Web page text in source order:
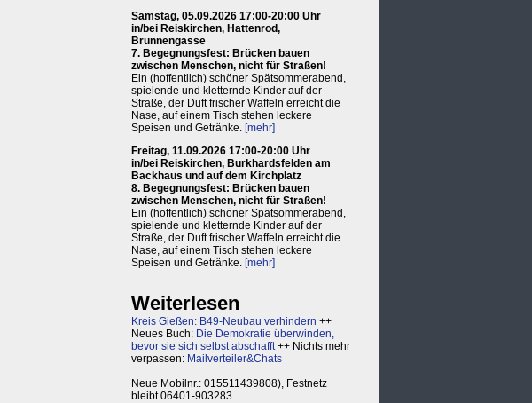
Samstag, 05.09.2026 17:00-20:00 Uhr
in/bei Reiskirchen, Hattenrod,
Brunnengasse
7. Begegnungsfest: Brücken bauen
zwischen Menschen, nicht für Straßen!
Ein (hoffentlich) schöner Spätsommerabend,
spielende und kletternde Kinder auf der
Straße, der Duft frischer Waffeln erreicht die
Nase, auf einem Tisch stehen leckere
Speisen und Getränke. [mehr]
Freitag, 11.09.2026 17:00-20:00 Uhr
in/bei Reiskirchen, Burkhardsfelden am
Backhaus und auf dem Kirchplatz
8. Begegnungsfest: Brücken bauen
zwischen Menschen, nicht für Straßen!
Ein (hoffentlich) schöner Spätsommerabend,
spielende und kletternde Kinder auf der
Straße, der Duft frischer Waffeln erreicht die
Nase, auf einem Tisch stehen leckere
Speisen und Getränke. [mehr]
Weiterlesen
Kreis Gießen: B49-Neubau verhindern ++
Neues Buch: Die Demokratie überwinden,
bevor sie sich selbst abschafft++ Nichts mehr
verpassen: Mailverteiler&Chats
Neue Mobilnr.: 015511439808), Festnetz
bleibt 06401-903283